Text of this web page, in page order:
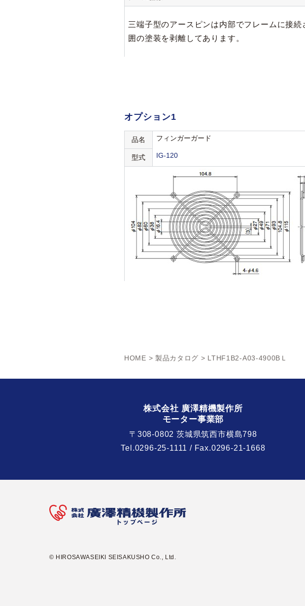
三端子型のアースピンは内部でフレームに接
囲の塗装を剥離してあります。
オプション1
品名 フィンガーガード
型式 IG-120
HOME > 製品カタログ > LTHF1B2-A03-4900BＬ
株式会社 廣澤精機製作所
モーター事業部
〒308-0802 茨城県筑西市横島798
Tel.0296-25-1111 / Fax.0296-21-1668
© HIROSAWASEIKI SEISAKUSHO Co., Ltd.